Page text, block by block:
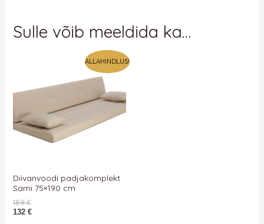
Sulle võib meeldida ka…
ALLAHINDLUS!
Diivanvoodi padjakomplekt
Sami 75×190 cm
189€
132 €